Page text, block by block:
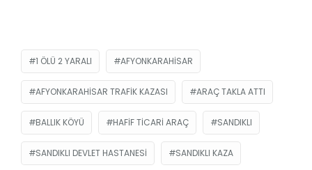
1 ÖLÜ 2 YARALI AFYONKARAHISAR
AFYONKARAHISAR TRAFIK KAZASI ARAÇ TAKLA ATTI
BALLIK KÖYÜ HAFIF TICARI ARAÇ SANDIKLI
SANDIKLI DEVLET HASTANESI SANDIKLI KAZA